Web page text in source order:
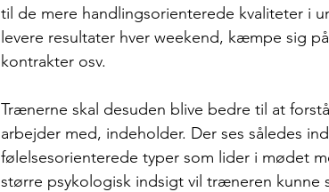
til de mere handlingsorienterede kvaliteter i
levere resultater hver weekend, kæmpe sig
kontrakter osv.
Trænerne skal desuden blive bedre til at
arbejder med, indeholder. Der ses således
følelsesorienterede typer som lider i mødet
større psykologisk indsigt vil træneren kunne